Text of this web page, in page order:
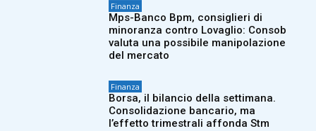
Finanza
Mps-Banco Bpm, consiglieri di
minoranza contro Lovaglio: Consob
valuta una possibile manipolazione
del mercato
Finanza
Borsa, il bilancio della settimana.
Consolidazione bancario, ma
l’effetto trimestrali affonda Stm